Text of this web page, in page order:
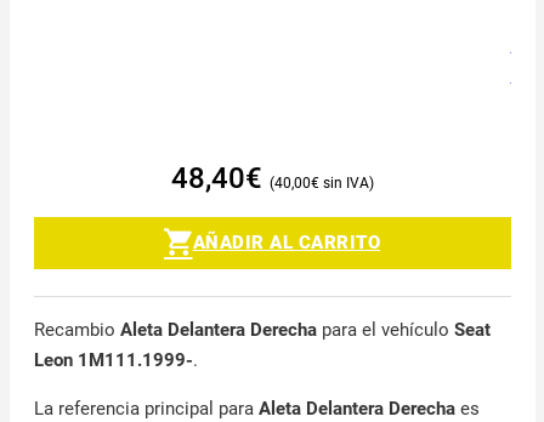
48,40€ 40,00€
AÑADIR AL CARRITO
Recambio Aleta Delantera Derechapara el vehículo Seat
Leon 1M111.1999-.
La referencia principal para Aleta Delantera Derechaes